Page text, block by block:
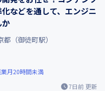
などを通して、エンジニ
7日前 更新
都（御徒町駅）
月20時間未満